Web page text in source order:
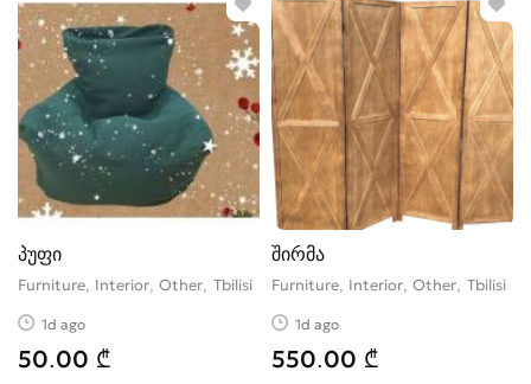
პუფი
Furniture, Interior, Other Tbilisi
1d ago
50.00 ₾
შირმა
Furniture, Interior, Other Tbilisi
1d ago
550.00 ₾